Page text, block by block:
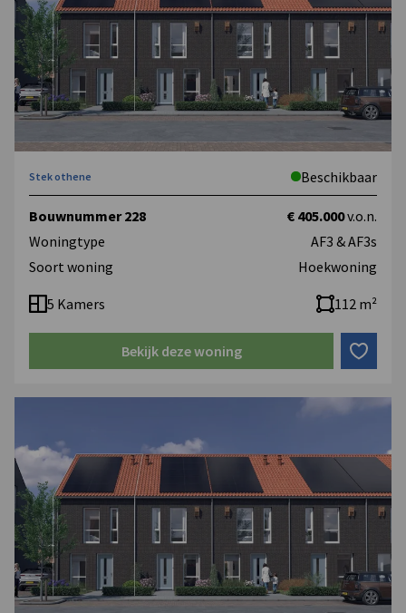
Stek othene Beschikbaar
Bouwnummer 228 € 405.000v.o.n.
Woningtype
AF3 & AF3s
Soort woning
Hoekwoning
5 Kamers 112 m²
Bekijk deze woning